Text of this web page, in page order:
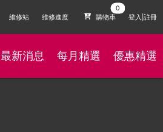
維修站 維修進度 購物車 登入|註冊
最新消息 每月精選 優惠精選